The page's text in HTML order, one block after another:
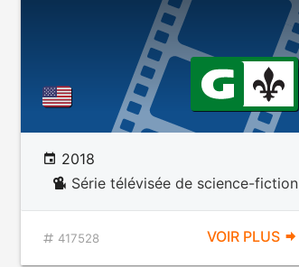
2018
Série télévisée de science-fiction
417528 VOIR PLUS